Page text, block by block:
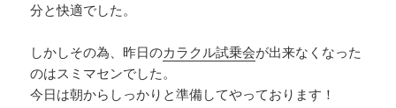
分と快適でした。
しかしその為、昨日のカラクル試乗会が出来なくなった
のはスミマセンでした。
今日は朝からしっかりと準備してやっております！